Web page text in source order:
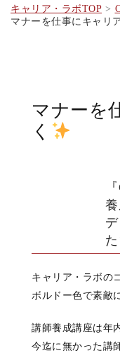
キャリア・ラボTOP
マナーを仕事にキャリ
マナーを
く
キャリア・ラボの
ボルドー色で素敵
講師養成講座は年
今迄に無かった講